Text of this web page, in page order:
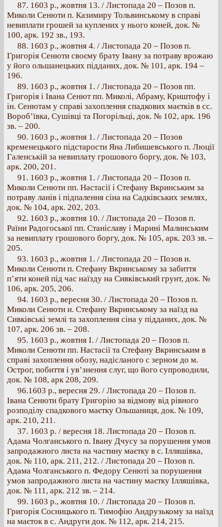
87. 1603 p., жовтня 13. / Листопада 20 – Позов п.
Миколи Сенюти п. Казимиру Тольвинському в справі
невиплати грошей за куплених у нього коней, док. №
100, арк. 192 зв., 193.
88. 1603 p., жовтня 4. / Листопада 20 – Позов п.
Григорія Сенюти своєму брату Івану за потраву врожаю
у його ольшанецьких підданих, док. № 101, арк. 194 –
196.
89. 1603 p., жовтня 1. / Листопада 20 – Позов пп.
Григорія і Івана Сенют пп. Миколі, Абраму, Криштофу і
ін. Сенютам у справі захоплення спадкових маєтків в сс.
Вороб’ївка, Сушівці та Погорільці, док. № 102, арк. 196
зв. – 200.
90. 1603 p., жовтня 1. / Листопада 20 – Позов
кременецького підстарости Яна Либишевського п. Люції
Галенській за невиплату грошового боргу, док. № 103,
арк. 200, 201.
91. 1603 p., жовтня 1. / Листопада 20 – Позов п.
Миколи Сенюти пп. Настасії і Стефану Вкринським за
потраву ланів і підпалення сіна на Садківських землях,
док. № 104, арк. 202, 203.
92. 1603 p., жовтня 10. / Листопада 20 – Позов п.
Раїни Радогоської пп. Станіславу і Марині Малинським
за невиплату грошового боргу, док. № 105, арк. 203 зв. –
205.
93. 1603 p., жовтня 1. / Листопада 20 – Позов и.
Миколи Сенюти п. Стефану Вкринському за забиття
п’яти коней під час наїзду на Сивківський грунт, док. №
106, арк. 205, 206.
94. 1603 p., вересня 30. / Листопада 20 – Позов п.
Миколи Сенюти и. Стефану Вкринському за наїзд на
Сивківські землі та захоплення сіна у підданих, док. №
107, арк. 206 зв. – 208.
95. 1603 p., жовтня І. / Листопада 20 – Позов п.
Миколи Сенюти пп. Настасії та Стефану Вкринським в
справі захоплення обозу, надісланого с зерном до м.
Острог, побиття і ув’знення слуг, що його супроводили,
док. № 108, арк 208, 209.
96.1603 p., вересня 29. / Листопада 20 – Позов п.
Івана Сенюти брату Григорію за відмову від рівного
розподілу спадкового маєтку Ольшаниця, док. № 109,
арк. 210, 211.
37. 1603 р. / вересня 18. Листопада 20 – Позов п.
Адама Чолганського п. Івану Дчусу за порушення умов
запродажного листа на частину маєтку в с. Ілляшівка,
док. № 110, арк. 211, 212. / Листопада 20 – Позов п.
Адама Чолганського п. Федору Сенюті за порушення
умов запродажного листа на частину маєтку Ілляшівка,
док. № 111, арк. 212 зв. – 214.
99. 1603 p., жовтня 10. / Листопада 20 – Позов п.
Григорія Сосницького п. Тимофію Андрузькому за наїзд
на маєток в с. Андруги док. № 112, арк. 214, 215.